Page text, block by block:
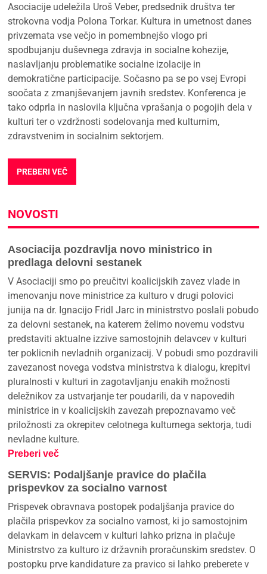
Asociacije udeležila Uroš Veber, predsednik društva ter
strokovna vodja Polona Torkar. Kultura in umetnost danes
privzemata vse večjo in pomembnejšo vlogo pri
spodbujanju duševnega zdravja in socialne kohezije,
naslavljanju problematike socialne izolacije in
demokratične participacije. Sočasno pa se po vsej Evropi
soočata z zmanjševanjem javnih sredstev. Konferenca je
tako odprla in naslovila ključna vprašanja o pogojih dela v
kulturi ter o vzdržnosti sodelovanja med kulturnim,
zdravstvenim in socialnim sektorjem.
PREBERI VEČ
NOVOSTI
Asociacija pozdravlja novo ministrico in
predlaga delovni sestanek
V Asociaciji smo po preučitvi koalicijskih zavez vlade in
imenovanju nove ministrice za kulturo v drugi polovici
junija na dr. Ignacijo Fridl Jarc in ministrstvo poslali pobudo
za delovni sestanek, na katerem želimo novemu vodstvu
predstaviti aktualne izzive samostojnih delavcev v kulturi
ter poklicnih nevladnih organizacij. V pobudi smo pozdravili
zavezanost novega vodstva ministrstva k dialogu, krepitvi
pluralnosti v kulturi in zagotavljanju enakih možnosti
deležnikov za ustvarjanje ter poudarili, da v napovedih
ministrice in v koalicijskih zavezah prepoznavamo več
priložnosti za okrepitev celotnega kulturnega sektorja, tudi
nevladne kulture.
Preberi več
SERVIS: Podaljšanje pravice do plačila
prispevkov za socialno varnost
Prispevek obravnava postopek podaljšanja pravice do
plačila prispevkov za socialno varnost, ki jo samostojnim
delavkam in delavcem v kulturi lahko prizna in plačuje
Ministrstvo za kulturo iz državnih proračunskim sredstev. O
postopku prve kandidature za pravico si lahko preberete v